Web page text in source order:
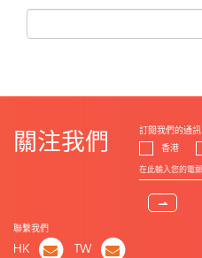
關注我們
訂閱我們的通訊
香港
⇀
聯繫我們
HK TW